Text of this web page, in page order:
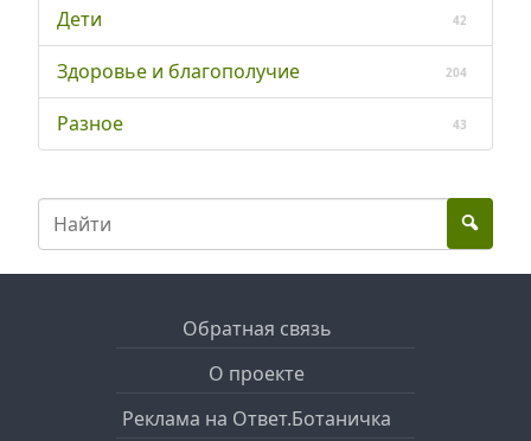
Дети 42
Здоровье и благополучие 204
Разное 43
Обратная связь
О проекте
Реклама на Ответ.Ботаничка